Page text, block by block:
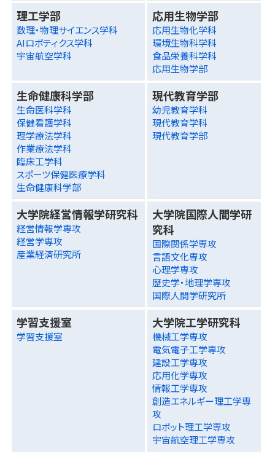
理工学部
数理・物理サイエンス学科
AIロボティクス学科
宇宙航空学科
応用生物学部
応用生物化学科
環境生物科学科
食品栄養科学科
応用生物学部
生命健康科学部
生命医科学科
保健看護学科
理学療法学科
作業療法学科
臨床工学科
スポーツ保健医療学科
生命健康科学部
現代教育学部
幼児教育学科
現代教育学科
現代教育学部
大学院経営情報学研究科
経営情報学専攻
経営学専攻
産業経済研究所
大学院国際人間学研
究科
国際関係学専攻
言語文化専攻
心理学専攻
歴史学・地理学専攻
国際人間学研究所
学習支援室
学習支援室
大学院工学研究科
機械工学専攻
電気電子工学専攻
建設工学専攻
応用化学専攻
情報工学専攻
創造エネルギー理工学専
攻
ロボット理工学専攻
宇宙航空理工学専攻